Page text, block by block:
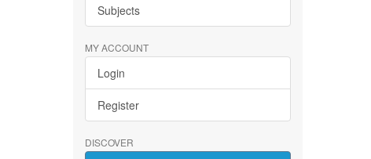
Subjects
MY ACCOUNT
Login
Register
DISCOVER